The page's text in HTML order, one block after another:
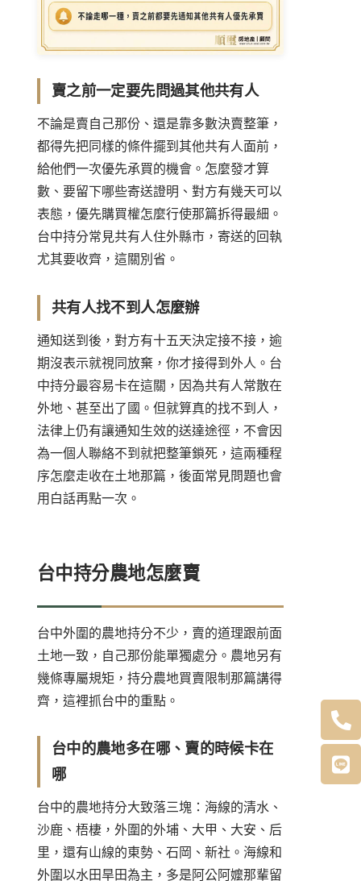
賣之前一定要先問過其他共有人
不論是賣自己那份、還是靠多數決賣整筆，
都得先把同樣的條件擺到其他共有人面前，
給他們一次優先承買的機會。怎麼發才算
數、要留下哪些寄送證明、對方有幾天可以
表態， 優先購買權怎麼行使那篇拆得最細。
台中持分常見共有人住外縣市，寄送的回執
尤其要收齊，這關別省。
共有人找不到人怎麼辦
通知送到後，對方有十五天決定接不接，逾
期沒表示就視同放棄，你才接得到外人。台
中持分最容易卡在這關，因為共有人常散在
外地、甚至出了國。但就算真的找不到人，
法律上仍有讓通知生效的送達途徑，不會因
為一個人聯絡不到就把整筆鎖死，這兩種程
序怎麼走收在土地那篇，後面常見問題也會
用白話再點一次。
台中持分農地怎麼賣
台中外圍的農地持分不少，賣的道理跟前面
土地一致，自己那份能單獨處分。農地另有
幾條專屬規矩， 持分農地買賣限制 那篇講得
齊，這裡抓台中的重點。
台中的農地多在哪、賣的時候卡在
哪
台中的農地持分大致落三塊：海線的清水、
沙鹿、梧棲，外圍的外埔、大甲、大安、后
里，還有山線的東勢、石岡、新社。海線和
外圍以水田旱田為主，多是阿公阿嬤那輩留